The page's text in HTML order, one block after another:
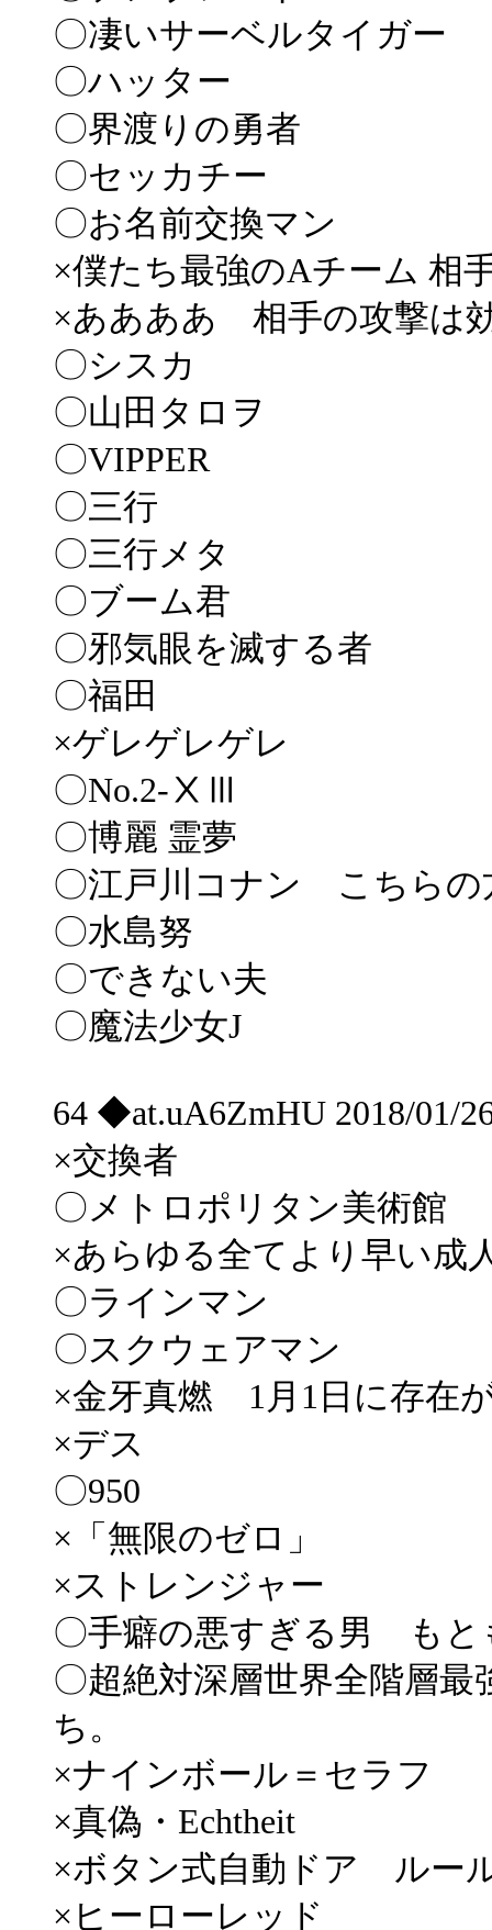
〇凄いサーベルタイガー
〇ハッター
〇界渡りの勇者
〇セッカチー
〇お名前交換マン
×僕たち最強のAチーム 相
×ああああ 相手の攻撃は
〇シスカ
〇山田タロヲ
〇VIPPER
〇三行
〇三行メタ
〇ブーム君
〇邪気眼を滅する者
〇福田
×ゲレゲレゲレ
〇No.2-ⅩⅢ
〇博麗 霊夢
〇江戸川コナン こちらの
〇水島努
〇できない夫
〇魔法少女J
64 ◆at.uA6ZmHU 2018/01/
×交換者
〇メトロポリタン美術館
×あらゆる全てより早い成
〇ラインマン
〇スクウェアマン
×金牙真燃 1月1日に存在
×デス
〇950
×「無限のゼロ」
×ストレンジャー
〇手癖の悪すぎる男 もと
〇超絶対深層世界全階層
ち。
×ナインボール＝セラフ
×真偽・Echtheit
×ボタン式自動ドア ルー
×ヒーローレッド